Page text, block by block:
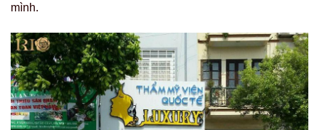
mình.